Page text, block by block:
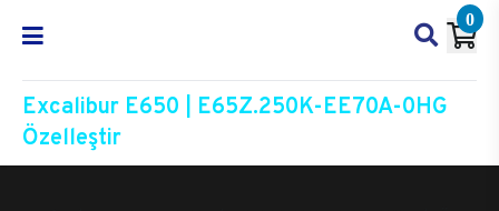
0
Excalibur E650 | E65Z.250K-EE70A-0HG
Özelleştir